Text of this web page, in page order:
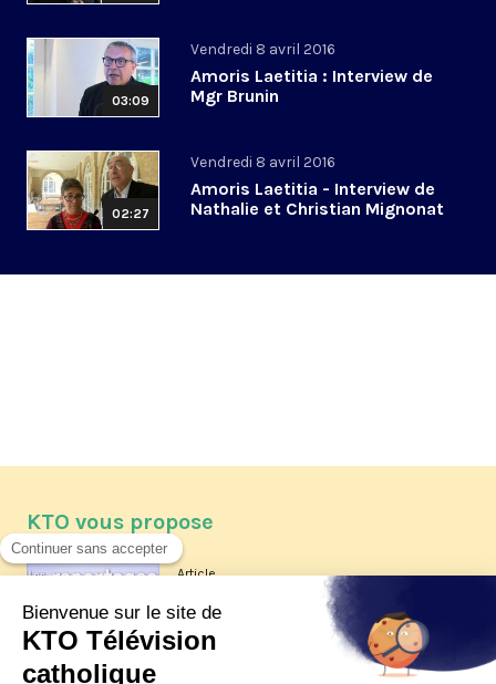
03:09
Vendredi 8 avril 2016
Amoris Laetitia : Interview de
Mgr Brunin
02:27
Vendredi 8 avril 2016
Amoris Laetitia - Interview de
Nathalie et Christian Mignonat
KTO vous propose
Article
Les reportages d'été 2026 de KTO